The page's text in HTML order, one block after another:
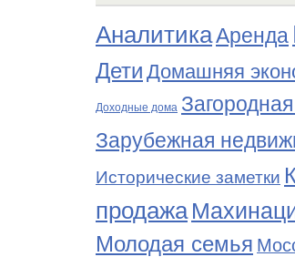
АналитикаАренда
Дети Домашняя
Доходные дома
Зарубежная
Исторические заметки
продажа
Молодая семья